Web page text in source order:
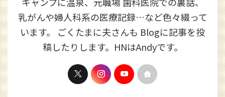
乳がんや婦人科系の医療記録…など色々綴って
います。 ごくたまに夫さんも Blogに記事を投
稿したりします。HNはAndyです。